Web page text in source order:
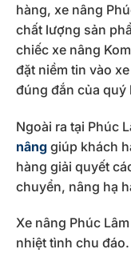
hàng, xe nâng
chất lượng sản
chiếc xe nâng
đặt niềm tin vào
đúng đắn của quý
Ngoài ra tại Phúc
nâng giúp khách
hàng giải quyết
chuyển, nâng hạ
Xe nâng Phúc
nhiệt tình chu